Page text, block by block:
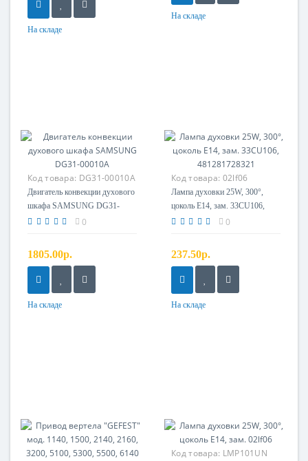
На складе
На складе
Код товара: DG31-00010A
Двигатель конвекции духового
шкафа SAMSUNG DG31-
00010A
0
1805.00р.
На складе
Код товара: 02lf06
Лампа духовки 25W, 300°,
цоколь E14, зам. 33CU106,
481281728321 0
237.50р.
На складе
Код товара: LMP101UN